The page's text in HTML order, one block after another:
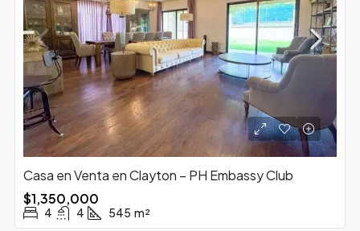
Casa en Venta en Clayton – PH Embassy Club
$1,350,000
4 4 545 m²